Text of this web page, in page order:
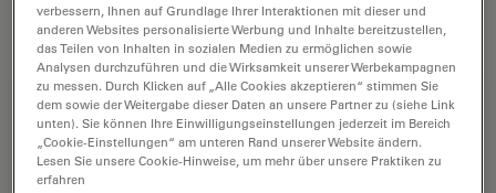
Anwendungsbereiche
Biowissenschaften
Die Life Science Division von Leica Microsystems erfüllt
die Bildgebungsanforderungen der Wissenschaft mit
höchster Innovationsfähigkeit und technischem Know-
verbessern, Ihnen auf Grundlage Ihrer Interaktionen mit dieser und
anderen Websites personalisierte Werbung und Inhalte bereitzustellen,
das Teilen von Inhalten in sozialen Medien zu ermöglichen sowie
Analysen durchzuführen und die Wirksamkeit unserer Werbekampagnen
zu messen. Durch Klicken auf „Alle Cookies akzeptieren“ stimmen Sie
dem sowie der Weitergabe dieser Daten an unsere Partner zu (siehe Link
unten). Sie können Ihre Einwilligungseinstellungen jederzeit im Bereich
„Cookie-Einstellungen“ am unteren Rand unserer Website ändern.
Lesen Sie unsere Cookie-Hinweise, um mehr über unsere Praktiken zu
erfahren